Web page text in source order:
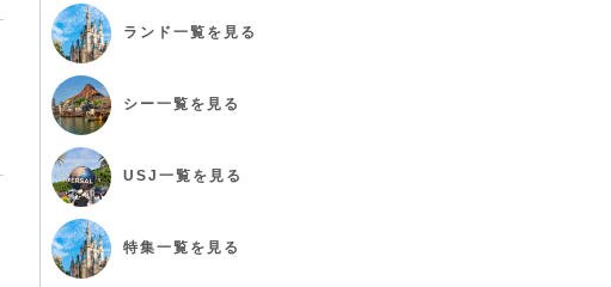
ランド 一覧を見る
シー一覧を見る
USJ 一覧を見る
特集一覧を見る